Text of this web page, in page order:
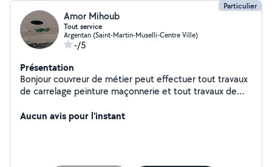
Particulier
Amor Mihoub
Tout service
Argentan (Saint-Martin-Muselli-Centre Ville)
-/5
Présentation
Bonjour couvreur de métier peut effectuer tout travaux
de carrelage peinture maçonnerie et tout travaux de
Aucun avis pour l'instant